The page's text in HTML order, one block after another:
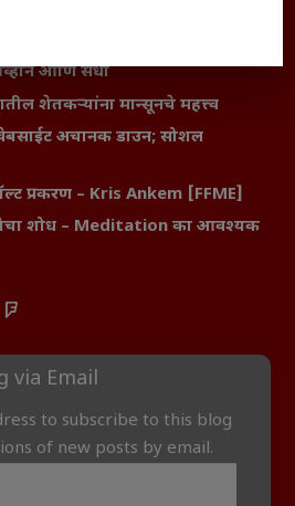
वास्तवात बदलण्याची शक्ती
आणि संधी
शेतकऱ्यांना मान्सूनचे महत्त्व
वेबसाईट अचानक डाउन; सोशल
प्रकरण – Kris Ankem [FFME]
शोध – Meditation का आवश्यक
via Email
to subscribe to this blog
of new posts by email.